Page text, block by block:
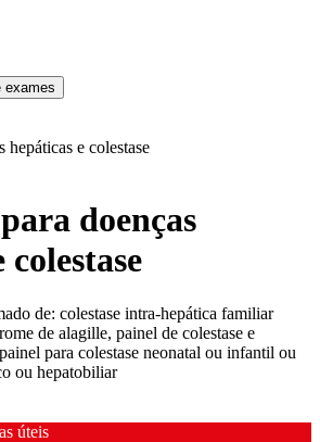
exames
hepáticas e colestase
doenças
colestase
de: colestase intra-hepática familiar
de alagille, painel de colestase e
para colestase neonatal ou infantil ou
ou hepatobiliar
úteis